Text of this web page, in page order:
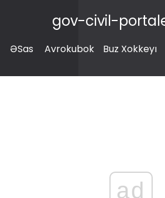
gov-civil-
ƏSas Avrokubok Buz Xokkeyı
ad